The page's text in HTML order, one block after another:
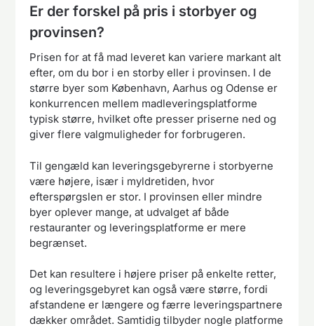
Er der forskel på pris i storbyer og
provinsen?
Prisen for at få mad leveret kan variere markant alt
efter, om du bor i en storby eller i provinsen. I de
større byer som København, Aarhus og Odense er
konkurrencen mellem madleveringsplatforme
typisk større, hvilket ofte presser priserne ned og
giver flere valgmuligheder for forbrugeren.
Til gengæld kan leveringsgebyrerne i storbyerne
være højere, især i myldretiden, hvor
efterspørgslen er stor. I provinsen eller mindre
byer oplever mange, at udvalget af både
restauranter og leveringsplatforme er mere
begrænset.
Det kan resultere i højere priser på enkelte retter,
og leveringsgebyret kan også være større, fordi
afstandene er længere og færre leveringspartnere
dækker området. Samtidig tilbyder nogle platforme